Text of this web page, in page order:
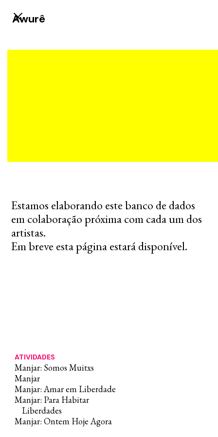
Awurê
ATIVIDADES
Manjar: Somos Muitxs
Manjar
Manjar: Amar em Liberdade
Manjar: Para Habitar
Liberdades
Manjar: Ontem Hoje Agora
Estamos elaborando este banco de dados
em colaboração próxima com cada um dos
artistas.
Em breve esta página estará disponível.